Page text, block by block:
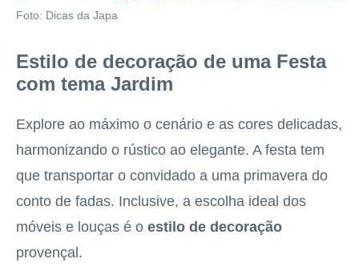
Foto: Dicas da Japa
Estilo de decoração de uma Festa
com tema Jardim
Explore ao máximo o cenário e as cores delicadas,
harmonizando o rústico ao elegante. A festa tem
que transportar o convidado a uma primavera do
conto de fadas. Inclusive, a escolha ideal dos
móveis e louças é o estilo de decoração
provençal.